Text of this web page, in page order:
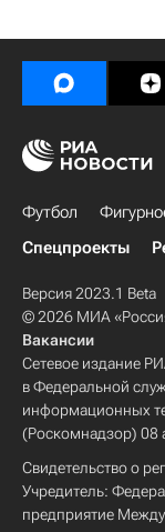
Футбол
Спецпроекты
Версия 2023.1 Beta
© 2026 МИА
Вакансии
Сетевое издание
в Федеральной
информационных
(Роскомнадзор) 08
Свидетельство о
Учредитель:
предприятие